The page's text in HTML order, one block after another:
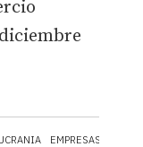
EMPRESAS